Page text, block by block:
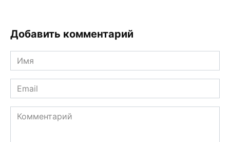
Добавить комментарий
Имя
*
Email
*
Комментарий